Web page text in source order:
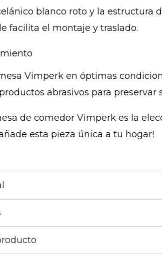
blanco roto y la estructura
facilita el montaje y traslado.
Vimperk en óptimas
abrasivos para preservar
de comedor Vimperk es la
esta pieza única a tu hogar!